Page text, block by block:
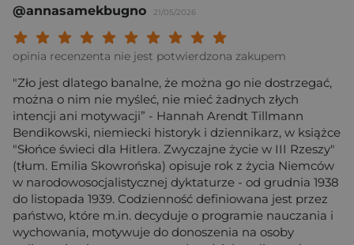
@annasamekbugno 21/05/2026
Twoja ocena:
Twoja ocena: Wybitna 9/
Twoja ocena: Rewelacyjna 8/
Twoja ocena: Bardzo dobra 7/10"
Twoja ocena: Dobra 6/10"
Twoja ocena: Przeciętna 5/10"
Twoja ocena: Może być 4/10"
Twoja ocena: Słaba 3/10"
Twoja ocena: Bardzo słaba 2/10"
Twoja ocena: Beznadziejna 1/10"
opinia recenzenta nie jest potwierdzona zakupem
"Zło jest dlatego banalne, że można go nie dostrzegać,
można o nim nie myśleć, nie mieć żadnych złych
intencji ani motywacji” - Hannah Arendt Tillmann
Bendikowski, niemiecki historyk i dziennikarz, w książce
"Słońce świeci dla Hitlera. Zwyczajne życie w III Rzeszy"
(tłum. Emilia Skowrońska) opisuje rok z życia Niemców
w narodowosocjalistycznej dyktaturze - od grudnia 1938
do listopada 1939. Codzienność definiowana jest przez
państwo, które m.in. decyduje o programie nauczania i
wychowania, motywuje do donoszenia na osoby